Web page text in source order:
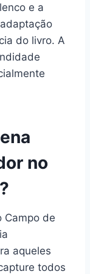
e a
do livro. A
no
Campo de
aqueles
todos